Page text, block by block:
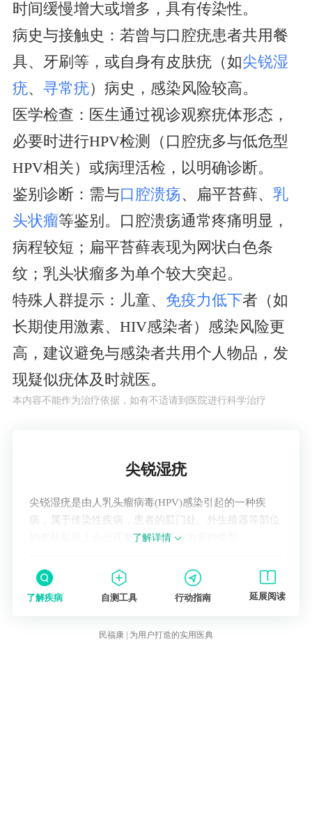
时间缓慢增大或增多，具有传染性。
病史与接触史：若曾与口腔疣患者共用餐
具、牙刷等，或自身有皮肤疣（如尖锐湿
疣、 寻常疣）病史，感染风险较高。
医学检查：医生通过视诊观察疣体形态，
必要时进行HPV检测（口腔疣多与低危型
HPV相关）或病理活检，以明确诊断。
鉴别诊断：需与口腔溃疡、扁平苔藓、 乳
头状瘤等鉴别。口腔溃疡通常疼痛明显，
病程较短；扁平苔藓表现为网状白色条
纹；乳头状瘤多为单个较大突起。
特殊人群提示：儿童、 免疫力低下者（如
长期使用激素、HIV感染者）感染风险更
高，建议避免与感染者共用个人物品，发
现疑似疣体及时就医。
本内容不能作为治疗依据，如有不适请到医院进行科学治疗
尖锐湿疣
尖锐湿疣是由人乳头瘤病毒(HPV)感染引起的一种疾
病，属于传染性疾病，患者的肛门处、外生殖器等部位
的皮肤黏膜上会出现赘生物，可分为多种类型。
了解详情
了解疾病 自测工具 行动指南 延展阅读
民福康 | 为用户打造的实用医典